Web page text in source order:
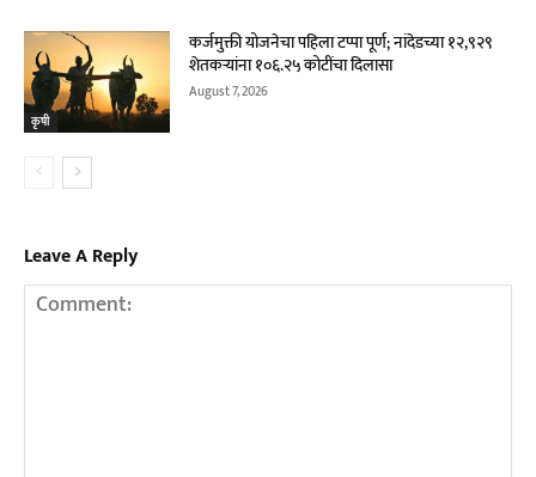
कृषी
कर्जमुक्ती योजनेचा पहिला टप्पा पूर्ण; नांदेडच्या १२,९२९
शेतकऱ्यांना १०६.२५ कोटींचा दिलासा
August 7, 2026
Leave A Reply